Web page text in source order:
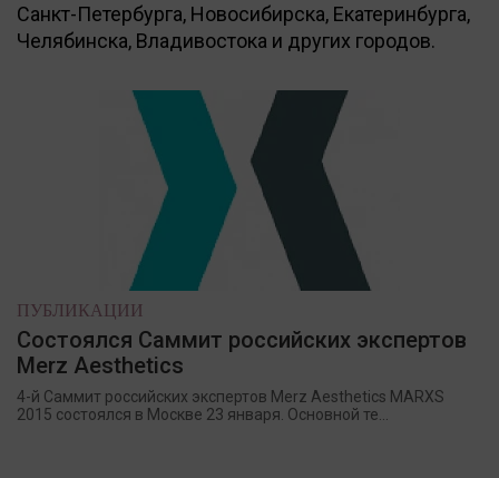
Санкт-Петербурга, Новосибирска, Екатеринбурга,
Челябинска, Владивостока и других городов.
ПУБЛИКАЦИИ
Состоялся Саммит российских экспертов
Merz Aesthetics
4-й Саммит российских экспертов Merz Aesthetics MARXS
2015 состоялся в Москве 23 января. Основной те...